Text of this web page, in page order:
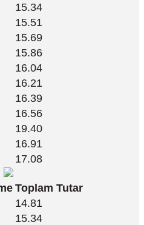
15.34
15.51
15.69
15.86
16.04
16.21
16.39
16.56
19.40
16.91
17.08
Toplam Tutar
14.81
15.34